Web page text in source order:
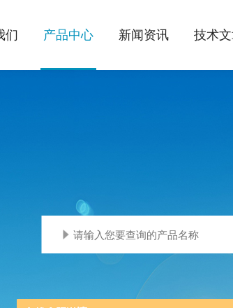
们 产品中心 新闻资讯 技术